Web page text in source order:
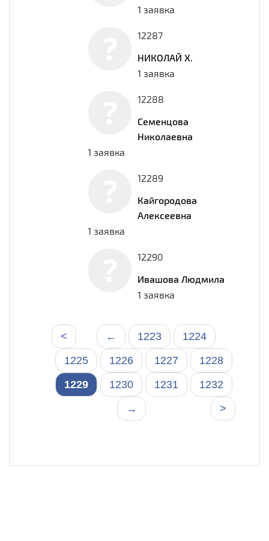
1 заявка
12287
НИКОЛАЙ Х.
1 заявка
12288
Семенцова
Николаевна
1 заявка
12289
Кайгородова
Алексеевна
1 заявка
12290
Ивашова Людмила
1 заявка
←
< 1223
1224
1225
1226 1227
1228
1229
1230 1231
1232
>
→